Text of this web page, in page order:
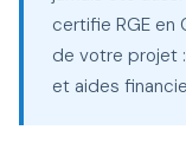
certifie RGE en
de votre projet
et aides